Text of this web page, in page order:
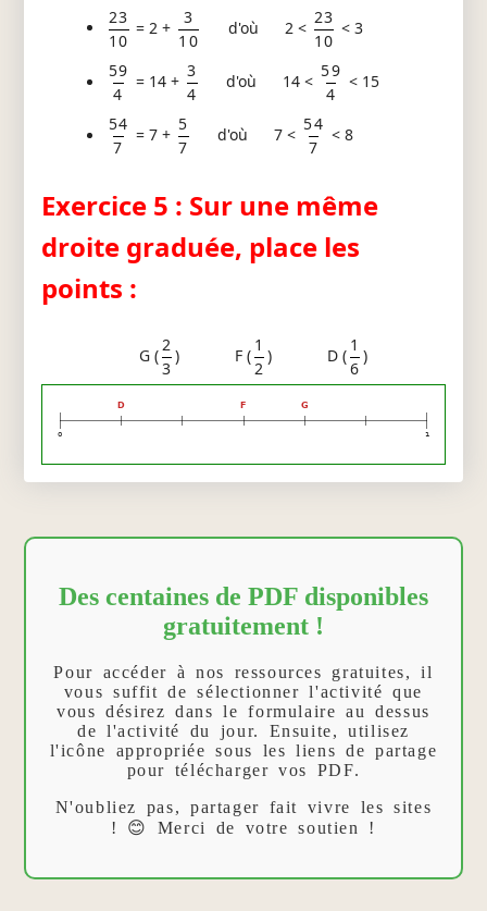
23
10
= 2 +
3
10
d'où 2 <
23
10
< 3
59
4
= 14 +
3
4
d'où 14 <
59
4
< 15
54
7
= 7 +
5
7
d'où 7 <
54
7
< 8
Exercice 5 : Sur une même
droite graduée, place les
points :
G (
2
3
) F (
1
2
) D (
1
6
)
0 1
G
F
D
Des centaines de PDF disponibles
gratuitement !
Pour accéder à nos ressources gratuites, il
vous suffit de sélectionner l'activité que
vous désirez dans le formulaire au dessus
de l'activité du jour. Ensuite, utilisez
l'icône appropriée sous les liens de partage
pour télécharger vos PDF.
N'oubliez pas, partager fait vivre les sites
! 😊 Merci de votre soutien !